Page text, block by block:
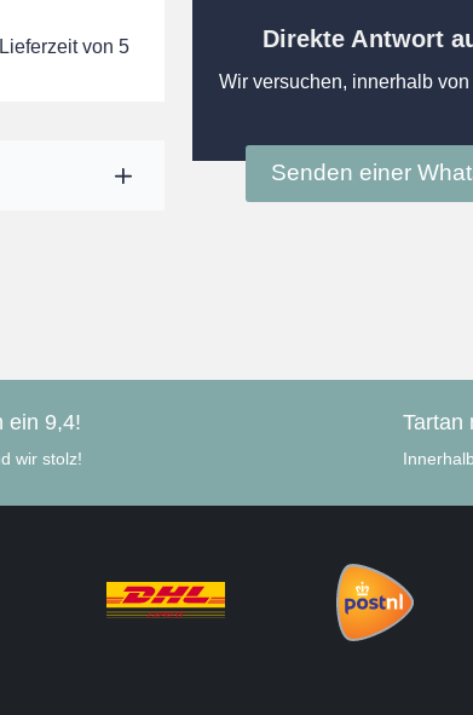
von 5
Direkte Antwort
Wir versuchen, innerhalb
Senden einer
ein 9,4!
wir stolz!
Tartan